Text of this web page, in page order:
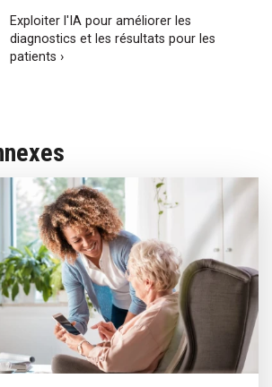
Exploiter l'IA pour améliorer les
diagnostics et les résultats pour les
patients ›